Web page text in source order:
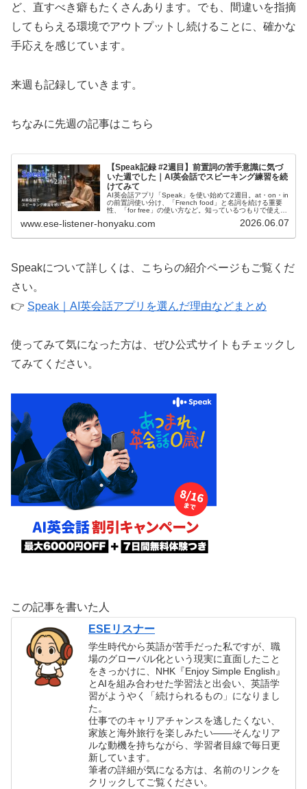
ど、直すべき癖もたくさんあります。でも、間違いを指摘
してもらえる環境でアウトプットし続けることに、確かな
手応えを感じています。
来週も記録していきます。
ちなみに先週の記事はこちら
【Speak記録 #2週目】前置詞の苦手意識に気づ
いた週でした｜AI英会話でスピーキング練習を続
けてみて
AI英会話アプリ「Speak」を使い始めて2週目。at・on・in
の前置詞使い分け、「French food」と名詞を続ける重要
性、「for free」の使い方など。知っているつもりで使えて
www.ese-listener-honyaku.com 2026.06.07
Speakについて詳しくは、こちらの紹介ページもご覧くだ
さい。
👉 Speak｜AI英会話アプリを選んだ理由などまとめ
使ってみて気になった方は、ぜひ公式サイトもチェックし
てみてください。
この記事を書いた人
ESEリスナー
学生時代から英語が苦手だった私ですが、職
場のグローバル化という現実に直面したこと
をきっかけに、NHK『Enjoy Simple English』
とAIを組み合わせた学習法と出会い、英語学
習がようやく「続けられるもの」になりまし
た。
仕事でのキャリアチャンスを逃したくない、
家族と海外旅行を楽しみたい——そんなリア
ルな動機を持ちながら、学習者目線で毎日更
新しています。
筆者の詳細が気になる方は、名前のリンクを
クリックしてご覧ください。